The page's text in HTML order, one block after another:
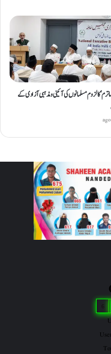
کا لزوم مسلمانوں کی آئینی ومذہبی آزادی کے